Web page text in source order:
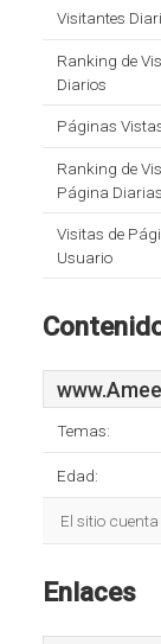
Visitantes
Ranking de
Diarios
Páginas
Ranking de
Página Diarias
Visitas de
Usuario
Temas:
Edad:
El sitio
Enlaces